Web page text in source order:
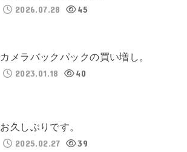
2026.07.28
45
カメラバックパックの買い増し。
2023.01.18
40
お久しぶりです。
2025.02.27
39